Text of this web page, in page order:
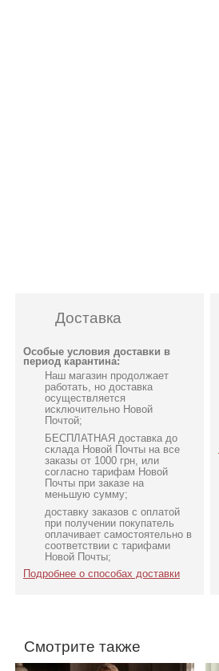
Доставка
Особые условия доставки в
период карантина:
Наш магазин продолжает
работать, но доставка
осуществляется
исключительно Новой
Почтой;
БЕСПЛАТНАЯ доставка до
склада Новой Почты на все
заказы от 1000 грн, или
согласно тарифам Новой
Почты при заказе на
меньшую сумму;
доставку заказов с оплатой
при получении покупатель
оплачивает самостоятельно в
соответствии с тарифами
Новой Почты;
Подробнее о способах доставки
Смотрите также
Вечернее блестящее
платье на свадьбу